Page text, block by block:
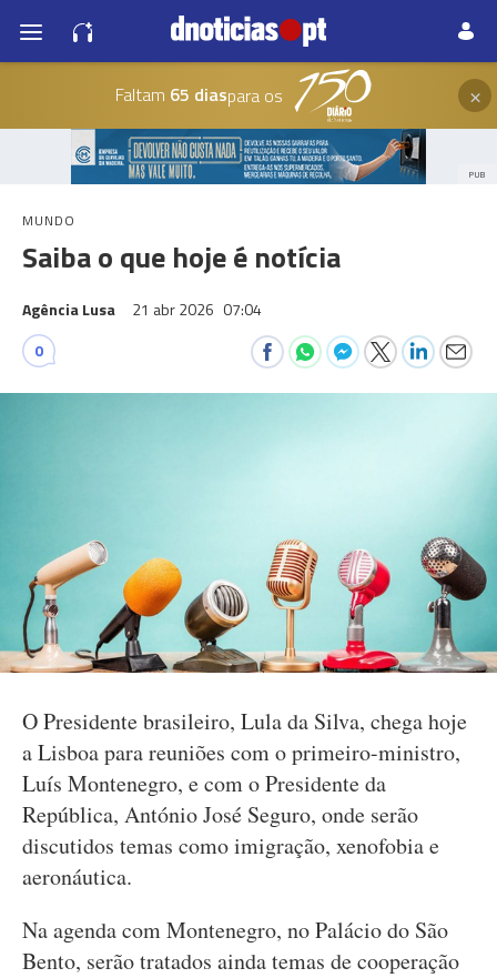
Faltam 65 diaspara os ×
PUB
MUNDO
Saiba o que hoje é notícia
Agência Lusa 21 abr 2026 07:04
0
O Presidente brasileiro, Lula da Silva, chega hoje
a Lisboa para reuniões com o primeiro-ministro,
Luís Montenegro, e com o Presidente da
República, António José Seguro, onde serão
discutidos temas como imigração, xenofobia e
aeronáutica.
Na agenda com Montenegro, no Palácio do São
Bento, serão tratados ainda temas de cooperação